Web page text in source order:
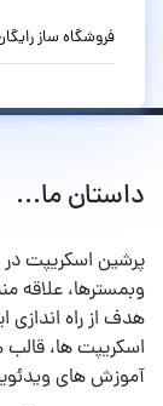
فروشگاه ساز
داستان ما...
وبمسترها، علاقه
هدف از راه اندازی
اسکریپت ها، قالب
آموزش های